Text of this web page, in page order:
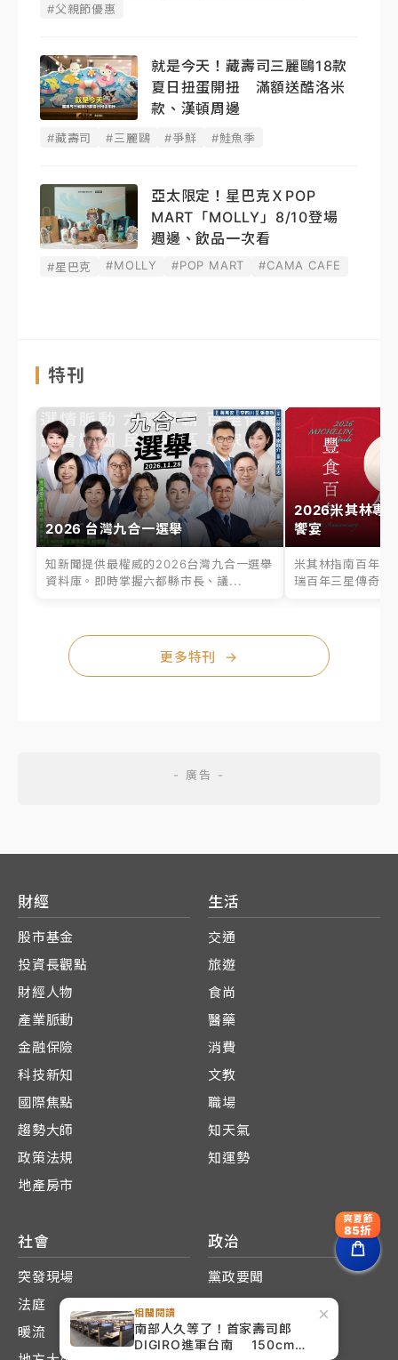
#父親節優惠
就是今天！藏壽司三麗鷗18款
夏日扭蛋開扭 滿額送酷洛米
款、漢頓周邊
#藏壽司 #三麗鷗 #爭鮮 #鮭魚季
亞太限定！星巴克ＸPOP
MART「MOLLY」8/10登場
週邊、飲品一次看
#星巴克 #MOLLY #POP MART #CAMA CAFE
特刊
2026 台灣九合一選舉
知新聞提供最權威的2026台灣九合一選舉
資料庫。即時掌握六都縣市長、議...
2026米其林專
饗宴
米其林指南百年之
瑞百年三星傳奇、
更多特刊 →
×
相關閱讀
南部人久等了！首家壽司郎
DIGIRO進軍台南 150cm巨
財經
股市基金
投資長觀點
財經人物
產業脈動
金融保險
科技新知
國際焦點
趨勢大師
政策法規
地產房市
生活
交通
旅遊
食尚
醫藥
消費
文教
職場
知天氣
知運勢
社會
突發現場
法庭
暖流
政治
黨政要聞
內幕評論
爽夏節
85折